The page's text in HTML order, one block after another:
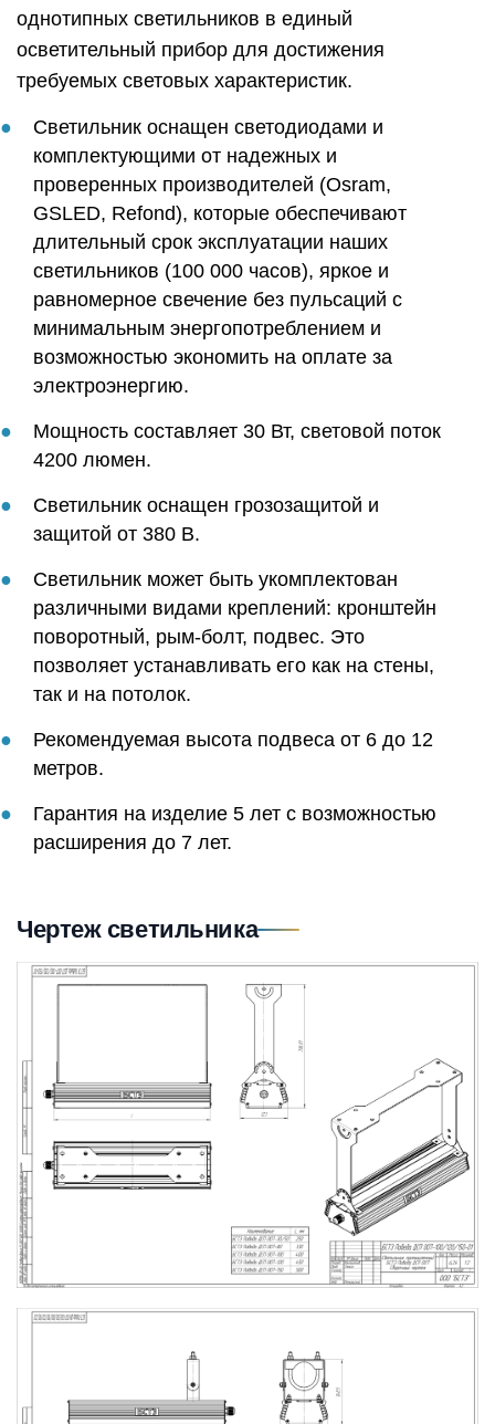
однотипных светильников в единый
осветительный прибор для достижения
требуемых световых характеристик.
Светильник оснащен светодиодами и
комплектующими от надежных и
проверенных производителей (Osram,
GSLED, Refond), которые обеспечивают
длительный срок эксплуатации наших
светильников (100 000 часов), яркое и
равномерное свечение без пульсаций с
минимальным энергопотреблением и
возможностью экономить на оплате за
электроэнергию.
Мощность составляет 30 Вт, световой поток
4200 люмен.
Светильник оснащен грозозащитой и
защитой от 380 В.
Светильник может быть укомплектован
различными видами креплений: кронштейн
поворотный, рым-болт, подвес. Это
позволяет устанавливать его как на стены,
так и на потолок.
Рекомендуемая высота подвеса от 6 до 12
метров.
Гарантия на изделие 5 лет с возможностью
расширения до 7 лет.
Чертеж светильника